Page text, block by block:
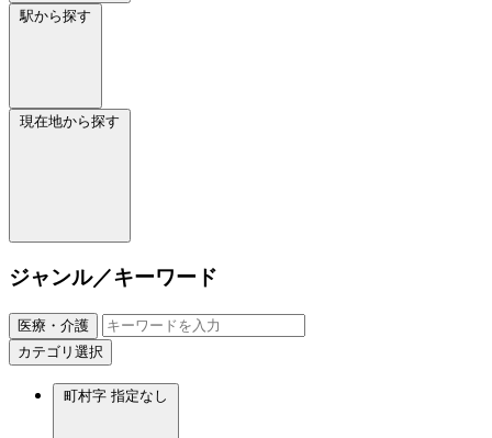
駅から探す
現在地から探す
ジャンル／キーワード
医療・介護
カテゴリ選択
町村字 指定なし